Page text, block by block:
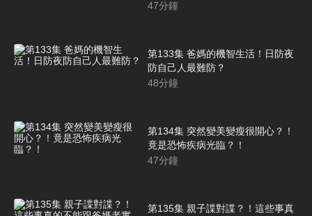
47分鐘
第133集 爸媽的機智生活！日防夜
防自己人最難防？
48分鐘
第134集 突然變美變瘦很開心？！
竟是恐怖疾病光臨？！
47分鐘
第135集 親子諜對諜？！這些事真